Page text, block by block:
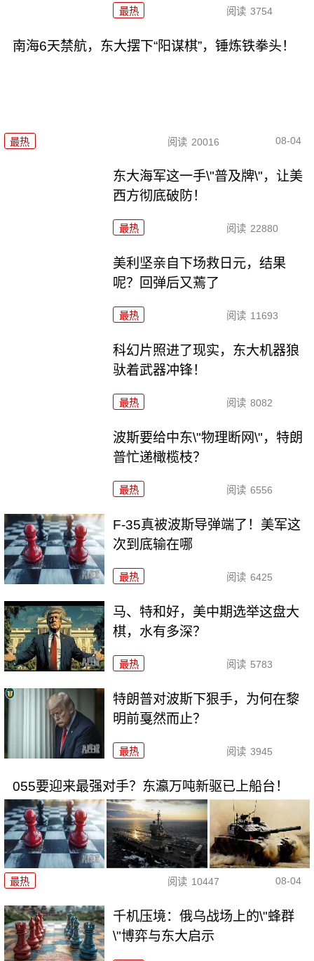
最热 阅读 3754
南海6天禁航，东大摆下“阳谋棋”，锤炼铁拳头！
最热 阅读 20016 08-04
东大海军这一手\"普及牌\"，让美
西方彻底破防！
最热 阅读 22880
美利坚亲自下场救日元，结果
呢？回弹后又蔫了
最热 阅读 11693
科幻片照进了现实，东大机器狼
驮着武器冲锋！
最热 阅读 8082
波斯要给中东\"物理断网\"，特朗
普忙递橄榄枝？
最热 阅读 6556
F-35真被波斯导弹端了！美军这
次到底输在哪
最热 阅读 6425
马、特和好，美中期选举这盘大
棋，水有多深？
最热 阅读 5783
特朗普对波斯下狠手，为何在黎
明前戛然而止？
最热 阅读 3945
055要迎来最强对手？东瀛万吨新驱已上船台！
最热 阅读 10447 08-04
千机压境：俄乌战场上的\"蜂群
\"博弈与东大启示